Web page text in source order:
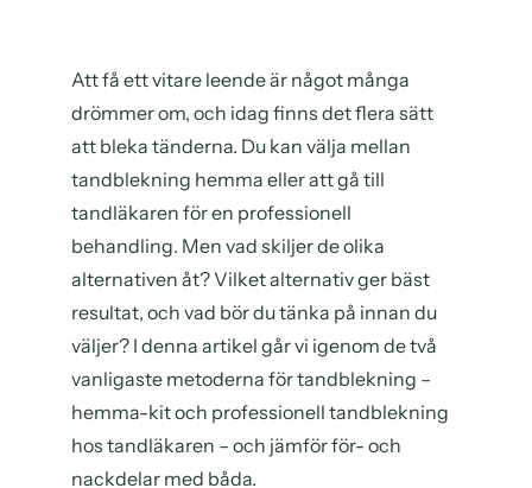
Att få ett vitare leende är något många
drömmer om, och idag finns det flera sätt
att bleka tänderna. Du kan välja mellan
tandblekning hemma eller att gå till
tandläkaren för en professionell
behandling. Men vad skiljer de olika
alternativen åt? Vilket alternativ ger bäst
resultat, och vad bör du tänka på innan du
väljer? I denna artikel går vi igenom de två
vanligaste metoderna för tandblekning –
hemma-kit och professionell tandblekning
hos tandläkaren – och jämför för- och
nackdelar med båda.